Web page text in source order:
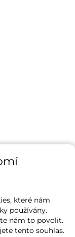
které nám
používány.
nám to povolit.
tento souhlas.